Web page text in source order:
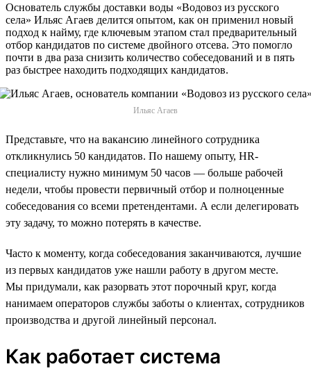
Основатель службы доставки воды «Водовоз из русского
села» Ильяс Агаев делится опытом, как он применил новый
подход к найму, где ключевым этапом стал предварительный
отбор кандидатов по системе двойного отсева. Это помогло
почти в два раза снизить количество собеседований и в пять
раз быстрее находить подходящих кандидатов.
Ильяс Агаев
Представьте, что на вакансию линейного сотрудника
откликнулись 50 кандидатов. По нашему опыту, HR-
специалисту нужно минимум 50 часов — больше рабочей
недели, чтобы провести первичный отбор и полноценные
собеседования со всеми претендентами. А если делегировать
эту задачу, то можно потерять в качестве.
Часто к моменту, когда собеседования заканчиваются, лучшие
из первых кандидатов уже нашли работу в другом месте.
Мы придумали, как разорвать этот порочный круг, когда
нанимаем операторов службы заботы о клиентах, сотрудников
производства и другой линейный персонал.
Как работает система